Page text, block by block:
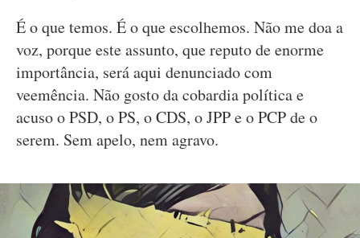
É o que temos. É o que escolhemos. Não me doa a
voz, porque este assunto, que reputo de enorme
importância, será aqui denunciado com
veemência. Não gosto da cobardia política e
acuso o PSD, o PS, o CDS, o JPP e o PCP de o
serem. Sem apelo, nem agravo.